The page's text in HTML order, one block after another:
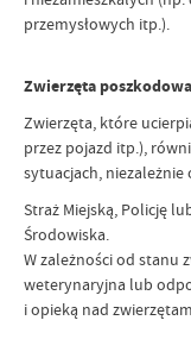
przemysłowych itp.).
Zwierzęta
Zwierzęta, które
przez pojazd itp.),
sytuacjach,
Straż Miejską, Policję
Środowiska.
W zależności od stanu
weterynaryjna lub
i opieką nad